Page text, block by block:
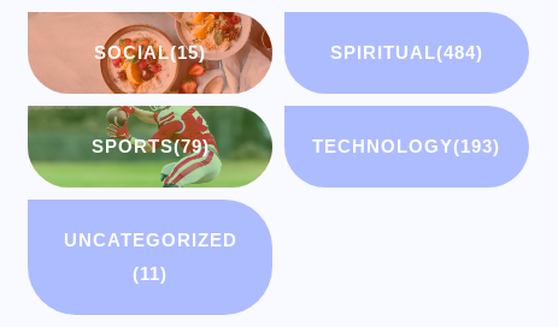
SOCIAL(15) SPIRITUAL(484)
SPORTS(79) TECHNOLOGY(193)
UNCATEGORIZED
(11)